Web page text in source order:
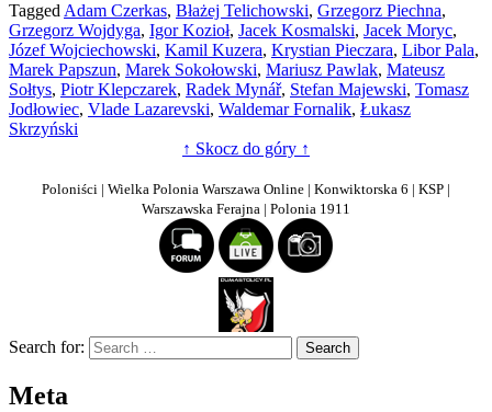
Tagged Adam Czerkas, Błażej Telichowski, Grzegorz Piechna,
Grzegorz Wojdyga, Igor Kozioł, Jacek Kosmalski, Jacek Moryc,
Józef Wojciechowski, Kamil Kuzera, Krystian Pieczara, Libor Pala,
Marek Papszun, Marek Sokołowski, Mariusz Pawlak, Mateusz
Sołtys, Piotr Klepczarek, Radek Mynář, Stefan Majewski, Tomasz
Jodłowiec, Vlade Lazarevski, Waldemar Fornalik, Łukasz
Skrzyński
↑ Skocz do góry ↑
Poloniści | Wielka Polonia Warszawa Online | Konwiktorska 6 | KSP |
Warszawska Ferajna | Polonia 1911
Search for:
Meta